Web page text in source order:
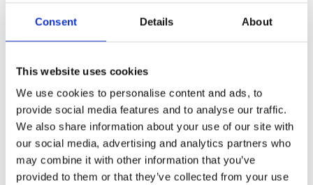
Consent Details About
This website uses cookies
We use cookies to personalise content and ads, to
provide social media features and to analyse our traffic.
We also share information about your use of our site with
our social media, advertising and analytics partners who
may combine it with other information that you’ve
provided to them or that they’ve collected from your use
vr 07 aug. ma 10 aug. di 11 aug.
Snelle levering uit eigen voorraad
Achteraf betalen met Klarna
Gratis verzending vanaf €50